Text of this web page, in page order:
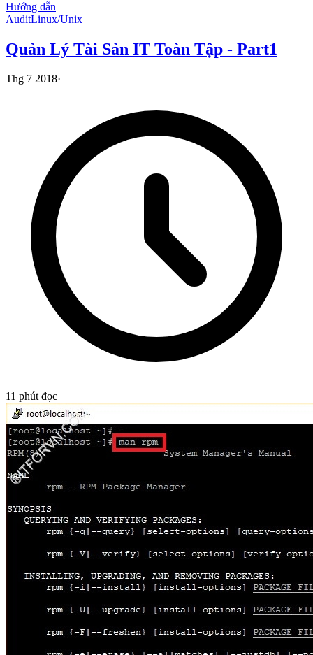
Hướng dẫn
AuditLinux/Unix
Quản Lý Tài Sản IT Toàn Tập - Part1
Thg 7 2018·
11 phút đọc